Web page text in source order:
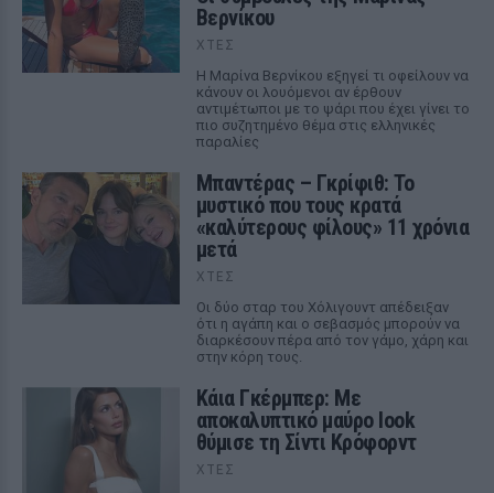
Βερνίκου
ΧΤΕΣ
Η Μαρίνα Βερνίκου εξηγεί τι οφείλουν να
κάνουν οι λουόμενοι αν έρθουν
αντιμέτωποι με το ψάρι που έχει γίνει το
πιο συζητημένο θέμα στις ελληνικές
παραλίες
Μπαντέρας – Γκρίφιθ: Το
μυστικό που τους κρατά
«καλύτερους φίλους» 11 χρόνια
μετά
ΧΤΕΣ
Οι δύο σταρ του Χόλιγουντ απέδειξαν
ότι η αγάπη και ο σεβασμός μπορούν να
διαρκέσουν πέρα από τον γάμο, χάρη και
στην κόρη τους.
Κάια Γκέρμπερ: Με
αποκαλυπτικό μαύρο look
θύμισε τη Σίντι Κρόφορντ
ΧΤΕΣ